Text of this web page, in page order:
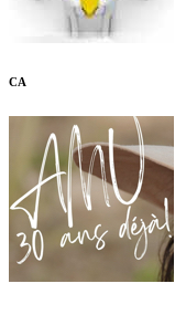
CA